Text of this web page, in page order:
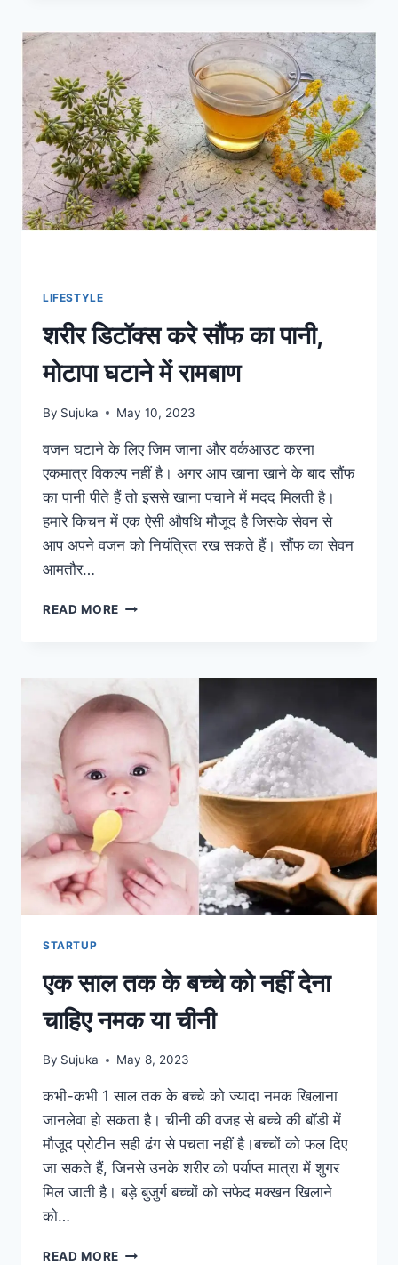
बना
सेहत
का
अलार्म,
ट्रैकर
एप
पर
लड़कियां
रख
रहीं
माहवारी
LIFESTYLE
शरीर डिटॉक्स करे सौंफ का पानी,
मोटापा घटाने में रामबाण
By Sujuka May 10, 2023
वजन घटाने के लिए जिम जाना और वर्कआउट करना
एकमात्र विकल्प नहीं है। अगर आप खाना खाने के बाद सौंफ
का पानी पीते हैं तो इससे खाना पचाने में मदद मिलती है।
हमारे किचन में एक ऐसी औषधि मौजूद है जिसके सेवन से
आप अपने वजन को नियंत्रित रख सकते हैं। सौंफ का सेवन
आमतौर…
READ MORE शरीर
का
पानी,
मोटापा
रामबाण
STARTUP
एक साल तक के बच्चे को नहीं देना
चाहिए नमक या चीनी
By Sujuka May 8, 2023
कभी-कभी 1 साल तक के बच्चे को ज्यादा नमक खिलाना
जानलेवा हो सकता है। चीनी की वजह से बच्चे की बॉडी में
मौजूद प्रोटीन सही ढंग से पचता नहीं है।बच्चों को फल दिए
जा सकते हैं, जिनसे उनके शरीर को पर्याप्त मात्रा में शुगर
मिल जाती है। बड़े बुजुर्ग बच्चों को सफेद मक्खन खिलाने
को…
READ MORE